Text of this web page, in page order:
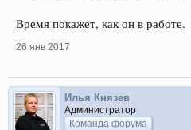
Время покажет, как он в работе.
26 янв 2017
Илья Князев
Администратор
Команда форума